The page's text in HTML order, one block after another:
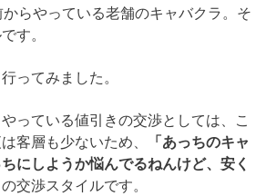
らやっている老舗のキャバクラ。そ
す。
ってみました。
っている値引きの交渉としては、こ
客層も少ないため、
「あっちのキャ
にしようか悩んでるねんけど、安く
交渉スタイルです。